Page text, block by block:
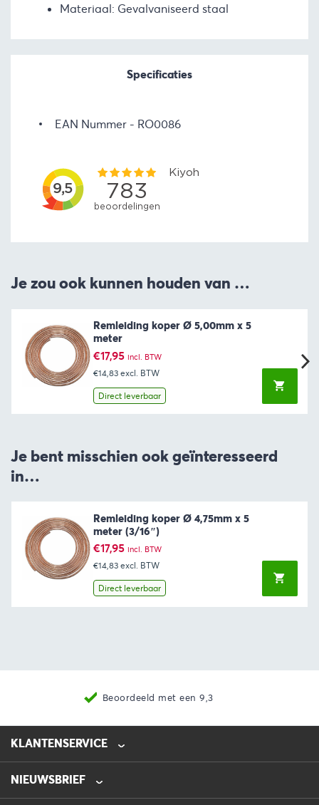
Materiaal: Gevalvaniseerd staal
Specificaties
EAN Nummer RO0086
Je zou ook kunnen houden van …
Remleiding koper Ø 5,00mm x 5
meter
€17,95 incl. BTW
€14,83 excl. BTW
Direct leverbaar
Je bent misschien ook geïnteresseerd
in…
Remleiding koper Ø 4,75mm x 5
meter (3/16″)
€17,95 incl. BTW
€14,83 excl. BTW
Direct leverbaar
Beoordeeld met een 9,3
KLANTENSERVICE
0475-218632
NIEUWSBRIEF